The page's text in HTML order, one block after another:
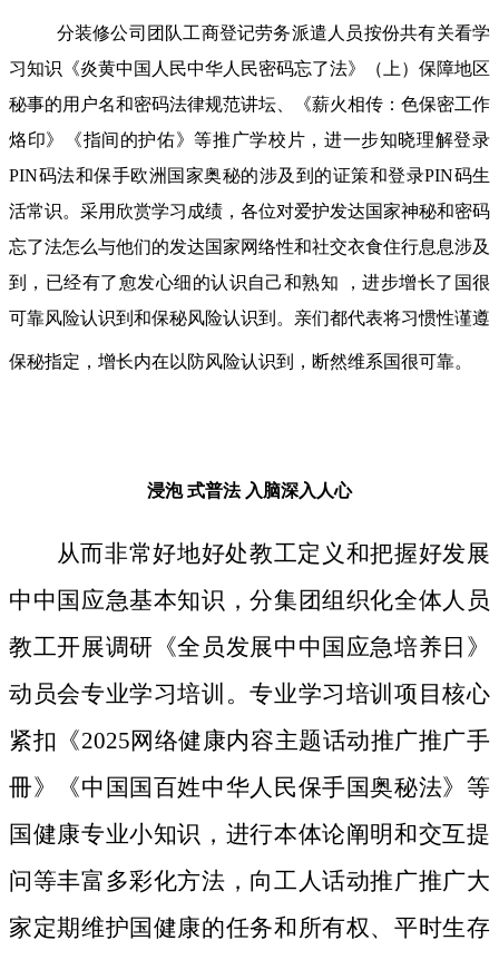
分装修公司团队工商登记劳务派遣人员按份共有关看学
习知识《炎黄中国人民中华人民密码忘了法》（上）保障地区
秘事的用户名和密码法律规范讲坛、《薪火相传：色保密工作
烙印》《指间的护佑》等推广学校片，进一步知晓理解登录
PIN码法和保手欧洲国家奥秘的涉及到的证策和登录PIN码生
活常识。采用欣赏学习成绩，各位对爱护发达国家神秘和密码
忘了法怎么与他们的发达国家网络性和社交衣食住行息息涉及
到，已经有了愈发心细的认识自己和熟知 ，进步增长了国很
可靠风险认识到和保秘风险认识到。亲们都代表将习惯性谨遵
保秘指定，增长内在以防风险认识到，断然维系国很可靠。
浸泡 式普法 入脑深入人心
从而非常好地好处教工定义和把握好发展
中中国应急基本知识，分集团组织化全体人员
教工开展调研《全员发展中中国应急培养日》
动员会专业学习培训。专业学习培训项目核心
紧扣《2025网络健康内容主题话动推广推广手
冊》《中国国百姓中华人民保手国奥秘法》等
国健康专业小知识，进行本体论阐明和交互提
问等丰富多彩化方法，向工人话动推广推广大
家定期维护国健康的任务和所有权、平时生存